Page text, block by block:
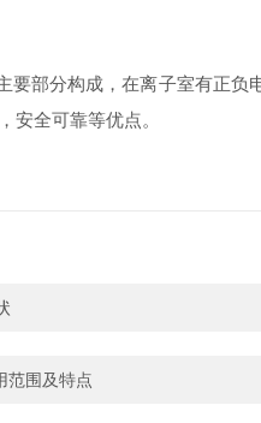
部分构成，在离子室有正负
安全可靠等优点。
范围及特点